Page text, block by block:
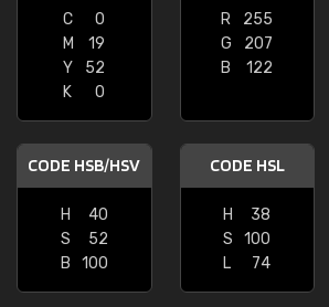
C
0
M
19
Y
52
K
0
R
255
G
207
B
122
CODE HSB/HSV
H
40
S
52
B
100
CODE HSL
H
38
S
100
L
74